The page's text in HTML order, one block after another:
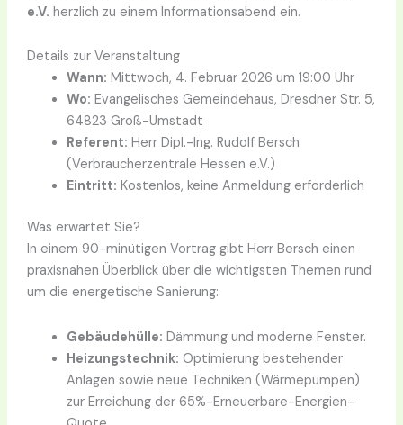
e.V. herzlich zu einem Informationsabend ein.
Details zur Veranstaltung
Wann: Mittwoch, 4. Februar 2026 um 19:00 Uhr
Wo: Evangelisches Gemeindehaus, Dresdner Str. 5,
64823 Groß-Umstadt
Referent: Herr Dipl.-Ing. Rudolf Bersch
(Verbraucherzentrale Hessen e.V.)
Eintritt: Kostenlos, keine Anmeldung erforderlich
Was erwartet Sie?
In einem 90-minütigen Vortrag gibt Herr Bersch einen
praxisnahen Überblick über die wichtigsten Themen rund
um die energetische Sanierung:
Gebäudehülle: Dämmung und moderne Fenster.
Heizungstechnik: Optimierung bestehender
Anlagen sowie neue Techniken (Wärmepumpen)
zur Erreichung der 65%-Erneuerbare-Energien-